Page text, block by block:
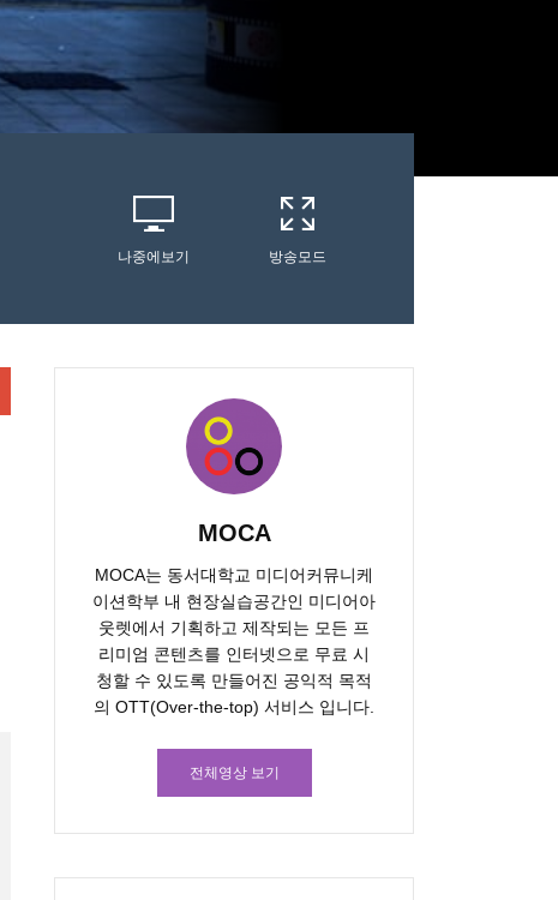
나중에보기 방송모드
MOCA
MOCA는 동서대학교 미디어커뮤니케
이션학부 내 현장실습공간인 미디어아
웃렛에서 기획하고 제작되는 모든 프
리미엄 콘텐츠를 인터넷으로 무료 시
청할 수 있도록 만들어진 공익적 목적
의 OTT(Over-the-top) 서비스 입니다.
전체영상 보기